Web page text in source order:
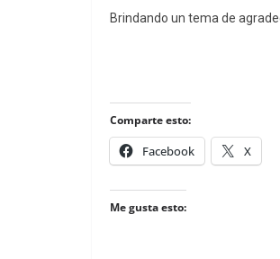
Brindando un tema de
Comparte esto:
Facebook X
Me gusta esto: